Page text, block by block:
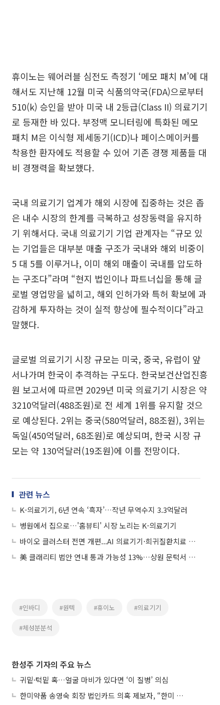
휴이노는 웨어러블 심전도 측정기 ‘메모 패치 M’에 대
해서도 지난해 12월 미국 식품의약국(FDA)으로부터
510(k) 승인을 받아 미국 내 2등급(Class II) 의료기기
로 등재한 바 있다. 부정맥 모니터링에 특화된 메모
패치 M은 이식형 제세동기(ICD)나 페이스메이커를
착용한 환자에도 적용할 수 있어 기존 경쟁 제품들 대
비 경쟁력을 확보했다.
국내 의료기기 업계가 해외 시장에 집중하는 것은 좁
은 내수 시장의 한계를 극복하고 성장동력을 유지하
기 위해서다. 국내 의료기기 기업 관계자는 “규모 있
는 기업들은 대부분 매출 구조가 국내와 해외 비중이
5 대 5를 이루거나, 이미 해외 매출이 국내를 압도하
는 구조다”라며 “현지 법인이나 파트너십을 통해 글
로벌 영업망을 넓히고, 해외 인허가와 특허 확보에 과
감하게 투자하는 것이 실적 향상에 필수적이다”라고
말했다.
글로벌 의료기기 시장 규모는 미국, 중국, 유럽이 앞
서나가며 한국이 추격하는 구도다. 한국보건산업진흥
원 보고서에 따르면 2029년 미국 의료기기 시장은 약
3210억달러(488조원)로 전 세계 1위를 유지할 것으
로 예상된다. 2위는 중국(580억달러, 88조원), 3위는
독일(450억달러, 68조원)로 예상되며, 한국 시장 규
모는 약 130억달러(19조원)에 이를 전망이다.
관련 뉴스
K-의료기기, 6년 연속 ‘흑자’…작년 무역수지 3.3억달러
병원에서 집으로…'홈뷰티' 시장 노리는 K-의료기기
바이오 클러스터 전면 개편...AI 의료기기·희귀질환치료 등 규제개선
美 클래리티 법안 연내 통과 가능성 13%…상원 문턱서 제동
#인바디 #원텍 #휴이노 #의료기기
#체성분분석
한성주 기자의 주요 뉴스
귀밑·턱밑 혹…얼굴 마비가 있다면 ‘이 질병’ 의심
한미약품 송영숙 회장 법인카드 의혹 제보자, “한미 잘 되기 바라는 마음”